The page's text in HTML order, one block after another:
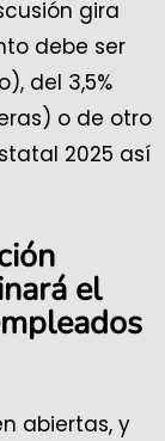
gira
debe ser
del 3,5%
o de otro
2025 así
el
abiertas, y